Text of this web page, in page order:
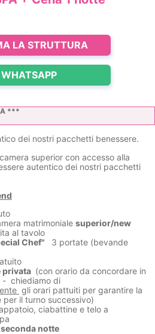
***
LA STRUTTURA
WHATSAPP
dei nostri pacchetti benessere.
superior con accesso alla
autentico dei nostri pacchetti
matrimoniale superior/new
al tavolo
Chef"
3 portate (bevande
privata (con orario da concordare in
- chiediamo di
gli orari pattuiti per garantire la
per il turno successivo)
ciabattine e telo a
notte